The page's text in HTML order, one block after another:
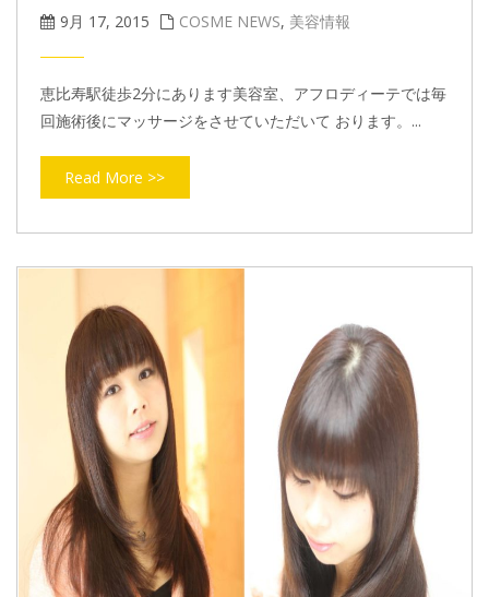
9月 17, 2015 COSME NEWS, 美容情報
恵比寿駅徒歩2分にあります美容室、アフロディーテでは毎
回施術後にマッサージをさせていただいて おります。...
Read More >>